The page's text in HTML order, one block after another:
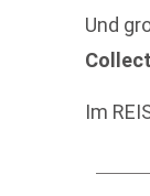
Und
Im